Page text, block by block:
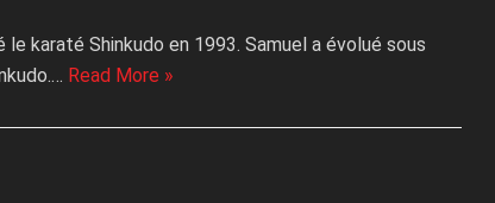
karaté Shinkudo en 1993. Samuel a évolué sous
Read More »